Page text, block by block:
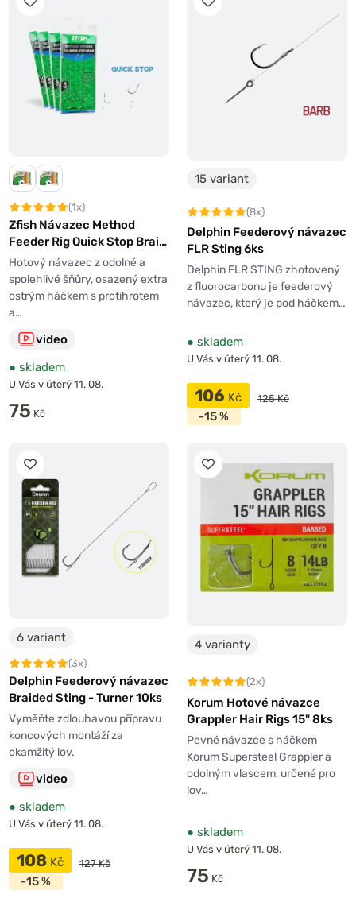
(1x)
Zfish Návazec Method
Feeder Rig Quick Stop Braid
5ks
Hotový návazec z odolné a
spolehlivé šňůry, osazený extra
ostrým háčkem s protihrotem
a…
video
● skladem
U Vás v úterý 11. 08.
75 Kč
15 variant
(8x)
Delphin Feederový návazec
FLR Sting 6ks
Delphin FLR STING zhotovený
z fluorocarbonu je feederový
návazec, který je pod háčkem…
● skladem
U Vás v úterý 11. 08.
106 Kč 125 Kč
-15 %
6 variant
(3x)
Delphin Feederový návazec
Braided Sting - Turner 10ks
Vyměňte zdlouhavou přípravu
koncových montáží za
okamžitý lov.
video
● skladem
U Vás v úterý 11. 08.
108 Kč 127 Kč
-15 %
4 varianty
(2x)
Korum Hotové návazce
Grappler Hair Rigs 15" 8ks
Pevné návazce s háčkem
Korum Supersteel Grappler a
odolným vlascem, určené pro
lov…
● skladem
U Vás v úterý 11. 08.
75 Kč